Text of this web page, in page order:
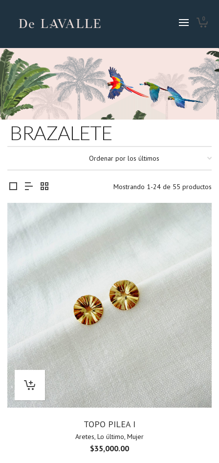
0
BRAZALETE
Mostrando 1-24 de 55 productos
TOPO PILEA I
Aretes, Lo último, Mujer
$35,000.00